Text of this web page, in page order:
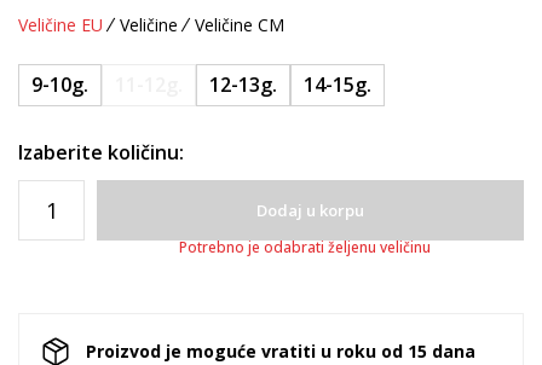
Veličine EU Veličine Veličine CM
9-10g. 12-13g. 14-15g.
Izaberite količinu:
Dodaj u korpu
Potrebno je odabrati željenu veličinu
Proizvod je moguće vratiti u roku od 15 dana